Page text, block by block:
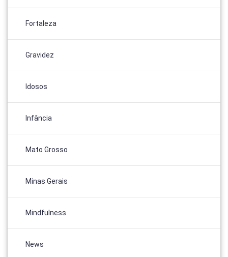
Fortaleza
Gravidez
Idosos
Infância
Mato Grosso
Minas Gerais
Mindfulness
News